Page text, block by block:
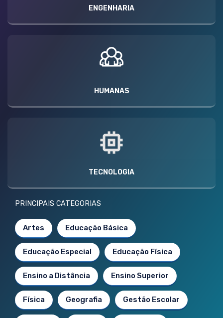
ENGENHARIA
HUMANAS
TECNOLOGIA
PRINCIPAIS CATEGORIAS
Artes Educação Básica
Educação Especial Educação Física
Ensino a Distância Ensino Superior
Física Geografia Gestão Escolar